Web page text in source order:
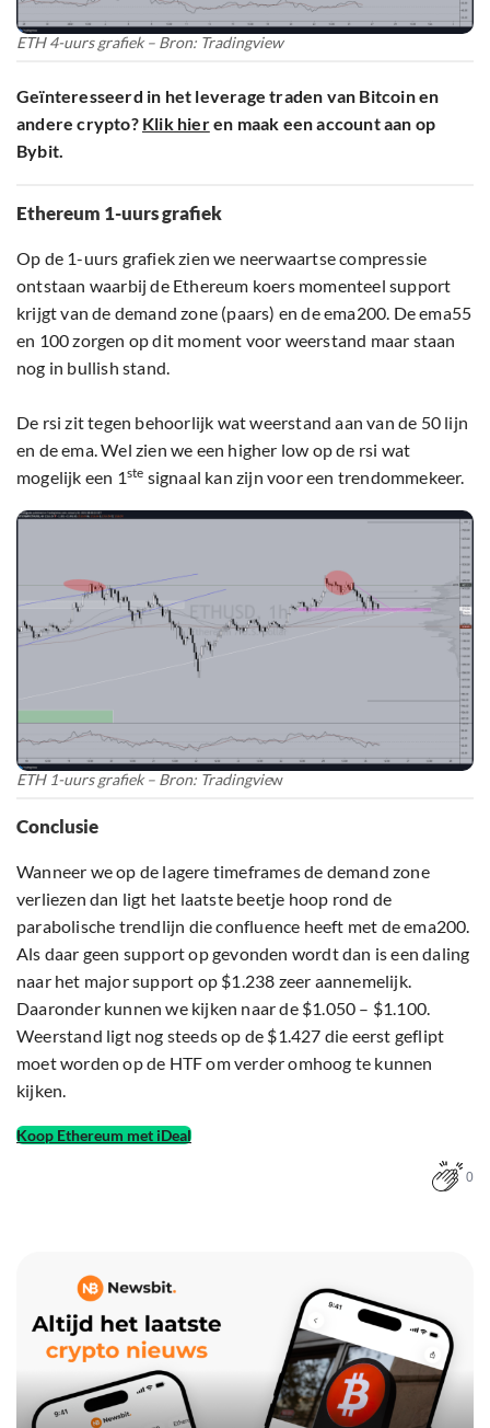
ETH 4-uurs grafiek – Bron: Tradingview
Geïnteresseerd in het leverage traden van Bitcoin en
andere crypto? Klik hieren maak een account aan op
Bybit.
Ethereum 1-uurs grafiek
Op de 1-uurs grafiek zien we neerwaartse compressie
ontstaan waarbij de Ethereum koers momenteel support
krijgt van de demand zone (paars) en de ema200. De ema55
en 100 zorgen op dit moment voor weerstand maar staan
nog in bullish stand.
De rsi zit tegen behoorlijk wat weerstand aan van de 50 lijn
en de ema. Wel zien we een higher low op de rsi wat
mogelijk een 1ste signaal kan zijn voor een trendommekeer.
ETH 1-uurs grafiek – Bron: Tradingview
Conclusie
Wanneer we op de lagere timeframes de demand zone
verliezen dan ligt het laatste beetje hoop rond de
parabolische trendlijn die confluence heeft met de ema200.
Als daar geen support op gevonden wordt dan is een daling
naar het major support op $1.238 zeer aannemelijk.
Daaronder kunnen we kijken naar de $1.050 – $1.100.
Weerstand ligt nog steeds op de $1.427 die eerst geflipt
moet worden op de HTF om verder omhoog te kunnen
kijken.
Koop Ethereum met iDeal
0